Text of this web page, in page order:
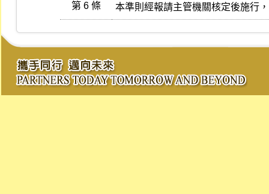
第 6 條 本準則經報請主管機關核定後施行